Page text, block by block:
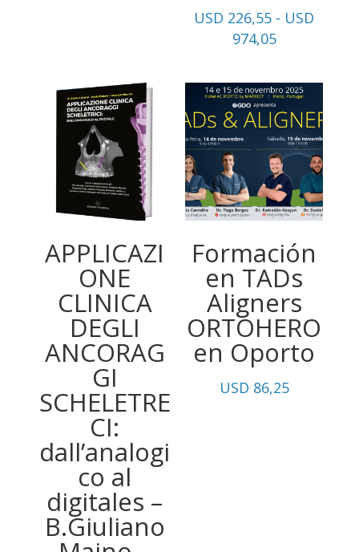
USD 226,55 - USD
974,05Rango
precios:
desde
USD
226,55
hasta
USD
974,05
APPLICAZI
ONE
CLINICA
DEGLI
ANCORAG
GI
SCHELETRE
CI:
dall’analogi
co al
digitales –
B.Giuliano
Formación
en TADs
Aligners
ORTOHERO
en Oporto
USD 86,25